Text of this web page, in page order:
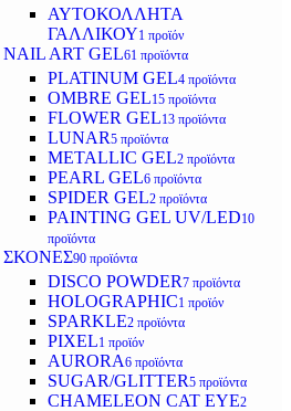
ΑΥΤΟΚΟΛΛΗΤΑ
ΓΑΛΛΙΚΟΥ1 προϊόν
NAIL ART GEL61 προϊόντα
PLATINUM GEL4 προϊόντα
OMBRE GEL15 προϊόντα
FLOWER GEL13 προϊόντα
LUNAR5 προϊόντα
METALLIC GEL2 προϊόντα
PEARL GEL6 προϊόντα
SPIDER GEL2 προϊόντα
PAINTING GEL UV/LED10
προϊόντα
ΣΚΟΝΕΣ90 προϊόντα
DISCO POWDER7 προϊόντα
HOLOGRAPHIC1 προϊόν
SPARKLE2 προϊόντα
PIXEL1 προϊόν
AURORA6 προϊόντα
SUGAR/GLITTER5 προϊόντα
CHAMELEON CAT EYE2